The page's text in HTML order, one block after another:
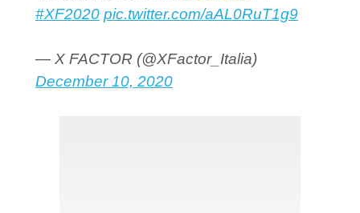
#XF2020 pic.twitter.com/aAL0RuT1g9
— X FACTOR (@XFactor_Italia)
December 10, 2020